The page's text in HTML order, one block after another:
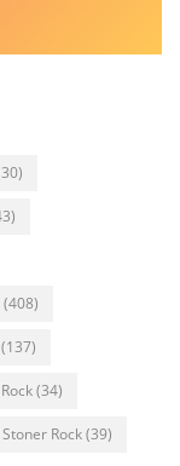
(408)
(137)
(34)
Stoner Rock(39)